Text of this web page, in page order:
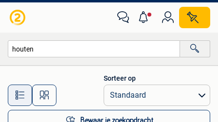
Alle afstanden…
Sorteer op